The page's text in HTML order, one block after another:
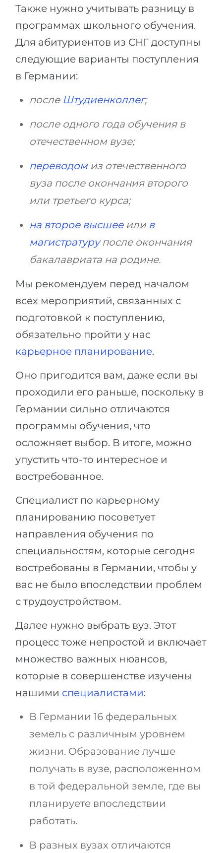
Также нужно учитывать разницу в
программах школьного обучения.
Для абитуриентов из СНГ доступны
следующие варианты поступления
в Германии:
после Штудиенколлег;
после одного года обучения в
отечественном вузе;
переводомиз отечественного
вуза после окончания второго
или третьего курса;
на второе высшееили в
магистратурупосле окончания
бакалавриата на родине.
Мы рекомендуем перед началом
всех мероприятий, связанных с
подготовкой к поступлению,
обязательно пройти у нас
карьерное планирование.
Оно пригодится вам, даже если вы
проходили его раньше, поскольку в
Германии сильно отличаются
программы обучения, что
осложняет выбор. В итоге, можно
упустить что-то интересное и
востребованное.
Специалист по карьерному
планированию посоветует
направления обучения по
специальностям, которые сегодня
востребованы в Германии, чтобы у
вас не было впоследствии проблем
с трудоустройством.
Далее нужно выбрать вуз. Этот
процесс тоже непростой и включает
множество важных нюансов,
которые в совершенстве изучены
нашими специалистами:
В Германии 16 федеральных
земель с различным уровнем
жизни. Образование лучше
получать в вузе, расположенном
в той федеральной земле, где вы
планируете впоследствии
работать.
В разных вузах отличаются